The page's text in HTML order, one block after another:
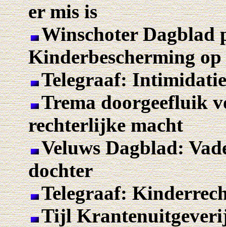
er mis is
Winschoter Dagblad
Kinderbescherming
Telegraaf:
Trema doorgeefluik
rechterlijke macht
Veluws Dagblad:
dochter
Telegraaf:
Tijl